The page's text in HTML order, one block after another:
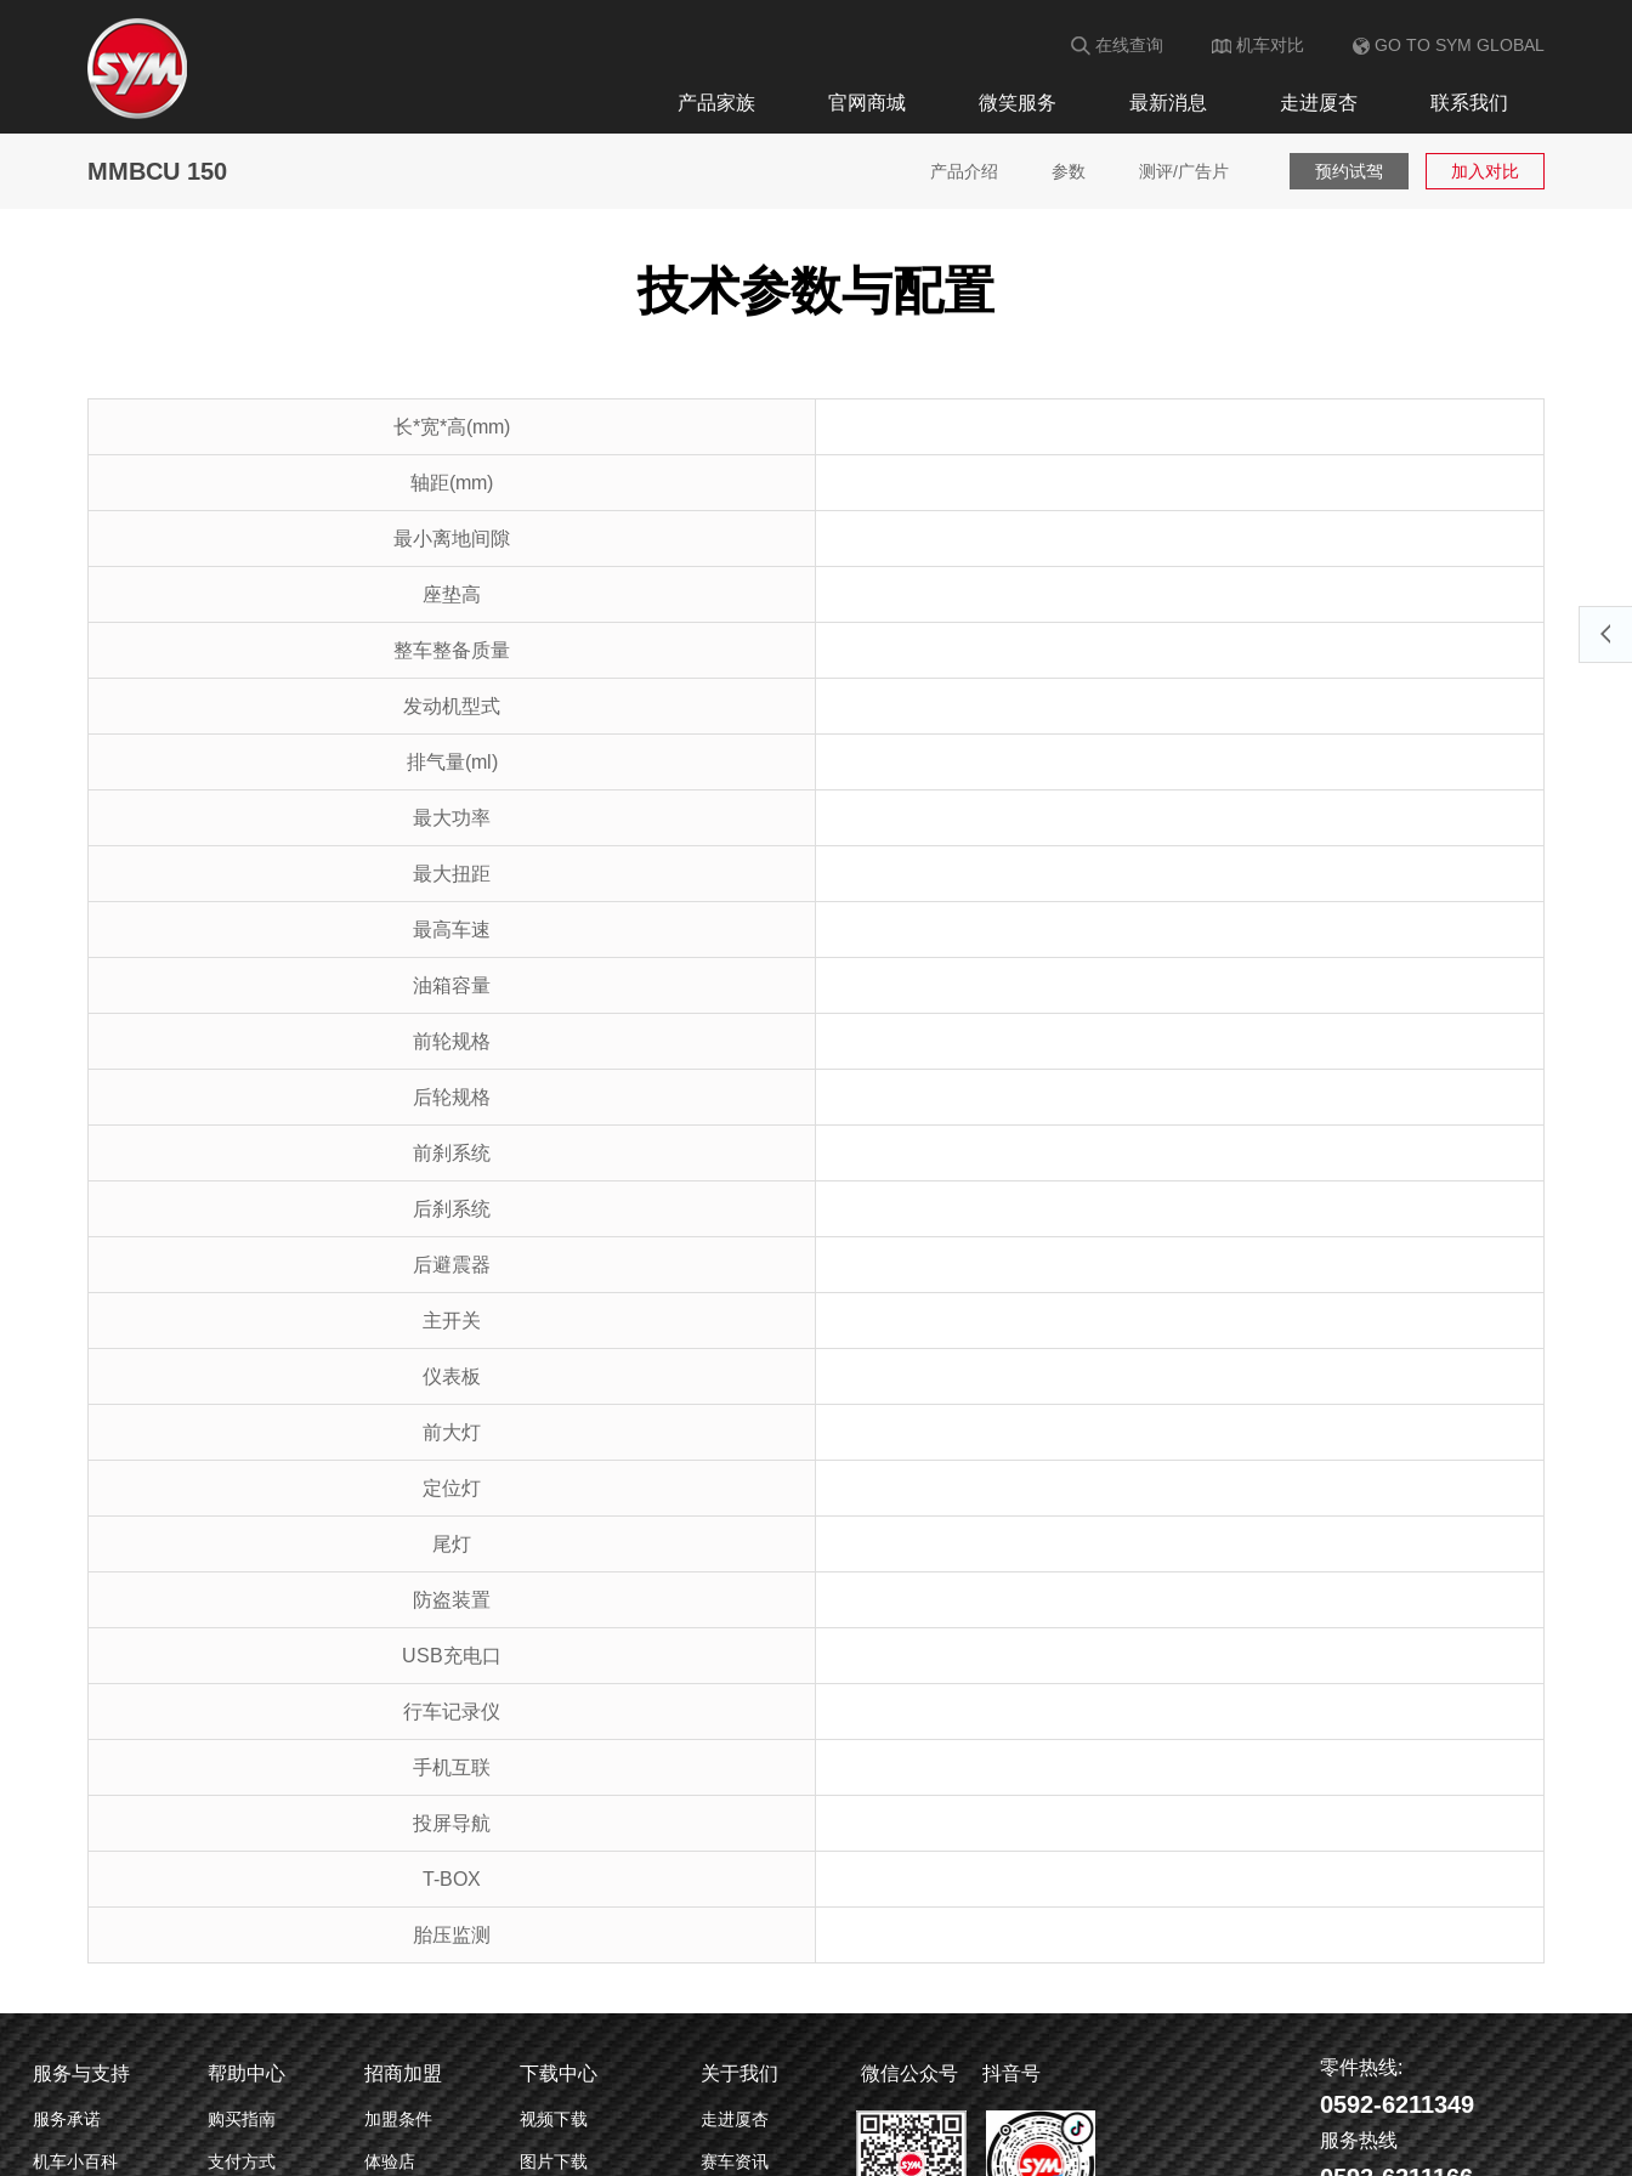
在线查询 机车对比 GO TO SYM GLOBAL
产品家族 官网商城 微笑服务 最新消息 走进厦杏 联系我们
MMBCU 150 产品介绍 参数 测评/广告片 预约试驾 加入对比
技术参数与配置
长*宽*高(mm)
轴距(mm)
最小离地间隙
座垫高
整车整备质量
发动机型式
排气量(ml)
最大功率
最大扭距
最高车速
油箱容量
前轮规格
后轮规格
前刹系统
后刹系统
后避震器
主开关
仪表板
前大灯
定位灯
尾灯
防盗装置
USB充电口
行车记录仪
手机互联
投屏导航
T-BOX
胎压监测
服务与支持
服务承诺
机车小百科
帮助中心
购买指南
支付方式
招商加盟
加盟条件
体验店
下载中心
视频下载
图片下载
关于我们
走进厦杏
赛车资讯
微信公众号 抖音号 零件热线:
0592-6211349
服务热线